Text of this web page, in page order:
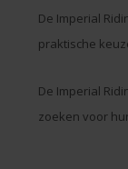
De Imperial
praktische
De Imperial
zoeken voor